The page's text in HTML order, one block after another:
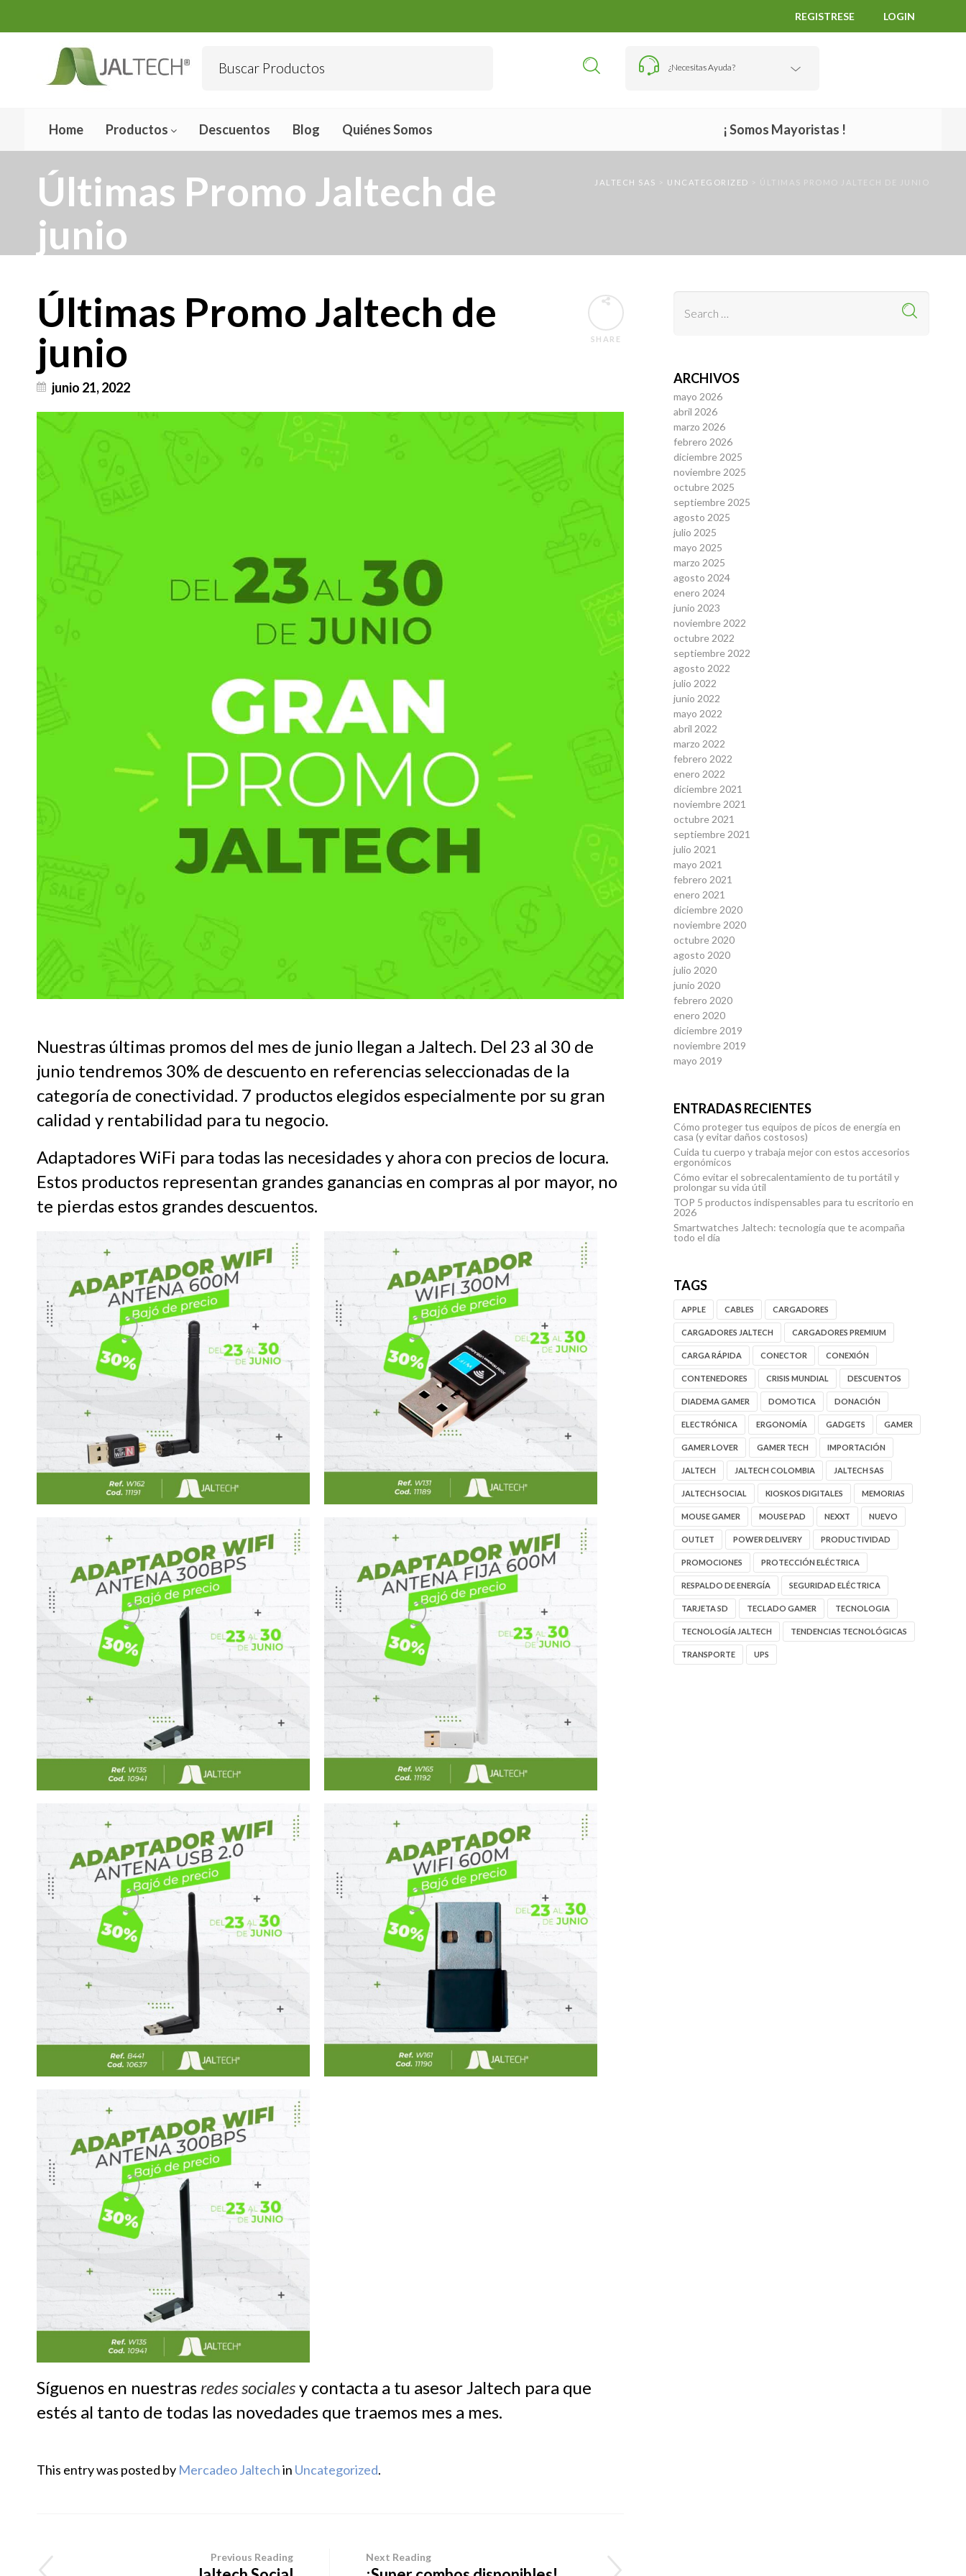
REGISTRESE LOGIN
¿Necesitas Ayuda?
Home Productos Descuentos Blog Quiénes Somos ¡ Somos Mayoristas !
JALTECH SAS UNCATEGORIZED ÚLTIMAS PROMO JALTECH DE JUNIO
Últimas Promo Jaltech de
junio
SHARE
Últimas Promo Jaltech de
junio
junio 21, 2022
Nuestras últimas promos del mes de junio llegan a Jaltech. Del 23 al 30 de
junio tendremos 30% de descuento en referencias seleccionadas de la
categoría de conectividad. 7 productos elegidos especialmente por su gran
calidad y rentabilidad para tu negocio.
Adaptadores WiFi para todas las necesidades y ahora con precios de locura.
Estos productos representan grandes ganancias en compras al por mayor, no
te pierdas estos grandes descuentos.
Síguenos en nuestras redes socialesy contacta a tu asesor Jaltech para que
estés al tanto de todas las novedades que traemos mes a mes.
This entry was posted by Mercadeo Jaltechin Uncategorized.
Previous Reading Next Reading
ARCHIVOS
mayo 2026
abril 2026
marzo 2026
febrero 2026
diciembre 2025
noviembre 2025
octubre 2025
septiembre 2025
agosto 2025
julio 2025
mayo 2025
marzo 2025
agosto 2024
enero 2024
junio 2023
noviembre 2022
octubre 2022
septiembre 2022
agosto 2022
julio 2022
junio 2022
mayo 2022
abril 2022
marzo 2022
febrero 2022
enero 2022
diciembre 2021
noviembre 2021
octubre 2021
septiembre 2021
julio 2021
mayo 2021
febrero 2021
enero 2021
diciembre 2020
noviembre 2020
octubre 2020
agosto 2020
julio 2020
junio 2020
febrero 2020
enero 2020
diciembre 2019
noviembre 2019
mayo 2019
ENTRADAS RECIENTES
Cómo proteger tus equipos de picos de energía en
casa (y evitar daños costosos)
Cuida tu cuerpo y trabaja mejor con estos accesorios
ergonómicos
Cómo evitar el sobrecalentamiento de tu portátil y
prolongar su vida útil
TOP 5 productos indispensables para tu escritorio en
2026
Smartwatches Jaltech: tecnología que te acompaña
todo el día
TAGS
APPLE CABLES CARGADORES
CARGADORES JALTECH CARGADORES PREMIUM
CARGA RÁPIDA CONECTOR CONEXIÓN
CONTENEDORES CRISIS MUNDIAL DESCUENTOS
DIADEMA GAMER DOMOTICA DONACIÓN
ELECTRÓNICA ERGONOMÍA GADGETS GAMER
GAMER LOVER GAMER TECH IMPORTACIÓN
JALTECH JALTECH COLOMBIA JALTECH SAS
JALTECH SOCIAL KIOSKOS DIGITALES MEMORIAS
MOUSE GAMER MOUSE PAD NEXXT NUEVO
OUTLET POWER DELIVERY PRODUCTIVIDAD
PROMOCIONES PROTECCIÓN ELÉCTRICA
RESPALDO DE ENERGÍA SEGURIDAD ELÉCTRICA
TARJETA SD TECLADO GAMER TECNOLOGIA
TECNOLOGÍA JALTECH TENDENCIAS TECNOLÓGICAS
TRANSPORTE UPS